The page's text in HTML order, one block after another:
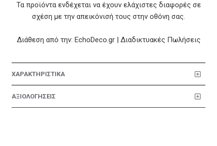
Τα προϊόντα ενδέχεται να έχουν ελάχιστες διαφορές σε
σχέση με την απεικόνισή τους στην οθόνη σας.
Διάθεση από την: EchoDeco.gr | Διαδικτυακές Πωλήσεις
ΧΑΡΑΚΤΗΡΙΣΤΙΚΑ
ΑΞΙΟΛΟΓΗΣΕΙΣ